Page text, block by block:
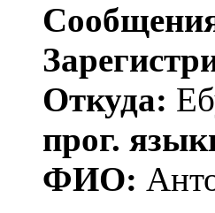
Откуда:
прог.
ФИО: